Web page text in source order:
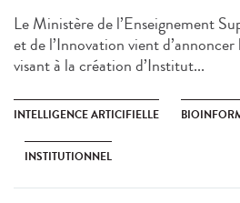
Le Ministère de l’Enseignement
et de l’Innovation vient
visant à la création d’Institut...
INTELLIGENCE ARTICIFIELLE
INSTITUTIONNEL